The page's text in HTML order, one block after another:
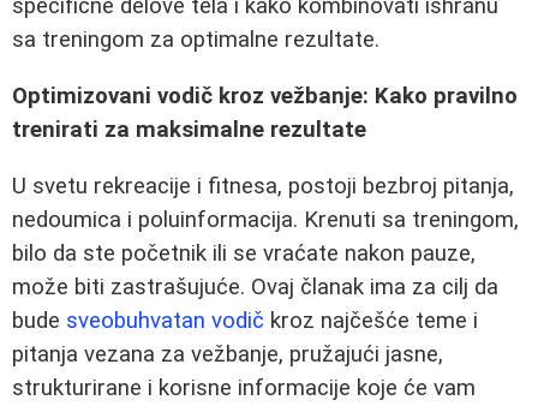
specifične delove tela i kako kombinovati ishranu
sa treningom za optimalne rezultate.
Optimizovani vodič kroz vežbanje: Kako pravilno
trenirati za maksimalne rezultate
U svetu rekreacije i fitnesa, postoji bezbroj pitanja,
nedoumica i poluinformacija. Krenuti sa treningom,
bilo da ste početnik ili se vraćate nakon pauze,
može biti zastrašujuće. Ovaj članak ima za cilj da
bude sveobuhvatan vodič kroz najčešće teme i
pitanja vezana za vežbanje, pružajući jasne,
strukturirane i korisne informacije koje će vam